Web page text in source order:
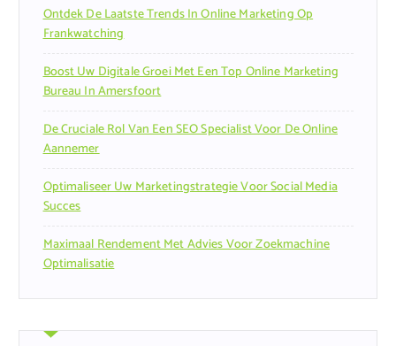
Ontdek De Laatste Trends In Online Marketing Op
Frankwatching
Boost Uw Digitale Groei Met Een Top Online Marketing
Bureau In Amersfoort
De Cruciale Rol Van Een SEO Specialist Voor De Online
Aannemer
Optimaliseer Uw Marketingstrategie Voor Social Media
Succes
Maximaal Rendement Met Advies Voor Zoekmachine
Optimalisatie